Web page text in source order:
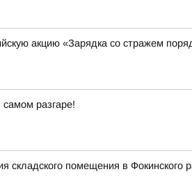
акцию «Зарядка со стражем
разгаре!
складского помещения в Фокинского